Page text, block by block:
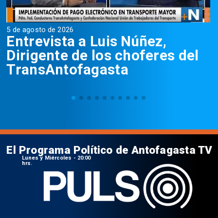
5 de agosto de 2026
Entrevista a Luis Núñez,
Dirigente de los choferes del
TransAntofagasta
El Programa Político de Antofagasta TV
Lunes y Miércoles - 20:00
hrs.